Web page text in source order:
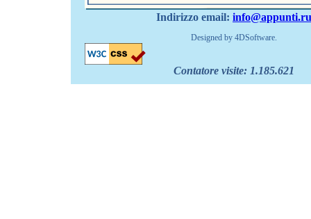
Indirizzo email: info@appunti.ru
Designed by 4DSoftware.
Contatore visite: 1.185.621